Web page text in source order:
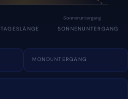
Sonnenuntergang
TAGESLÄNGE SONNENUNTERGANG
MONDUNTERGANG